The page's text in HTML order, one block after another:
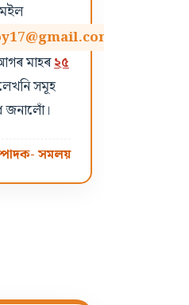
মাহৰ২৫
সমূহ
জনালোঁ।
সমলয়